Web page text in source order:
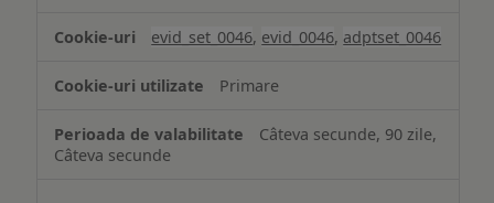
evid_set_0046, evid_0046, adptset_0046
Primare
Câteva secunde, 90 zile,
Câteva secunde